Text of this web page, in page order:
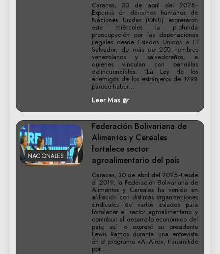
Caracas, 30 de abril del 2025.-
Expertos en derechos humanos de
Naciones Unidas (ONU) expresaron
este miércoles la profunda
preocupación por las deportaciones
ilegales desde Estados Unidos a El
Salvador, de más de 250 hombres
venezolanos y salvadoreños, a
quienes vinculan con pandillas
delincuenciales. “La Ley de los
enemigos de los extranjeros de 1798
parece haber…
Leer Mas
NACIONALES
Federación Bolivariana de
Alimentos y Cereales
fortalece sector
agroalimentario del país
Caracas, 30 de abril del 2025.-Desde
el 2019, la Federación Bolivariana de
Alimentos y Cereales ha venido en
afiliación con distintas organizaciones
sindicales de varios estados para
fortalecer el sector agroalimentario y
contribuir al desarrollo económico del
país; así lo expresó su presidente
Lewis Ramos durante una entrevista
en el programa «Al Aire», transmitido
por…